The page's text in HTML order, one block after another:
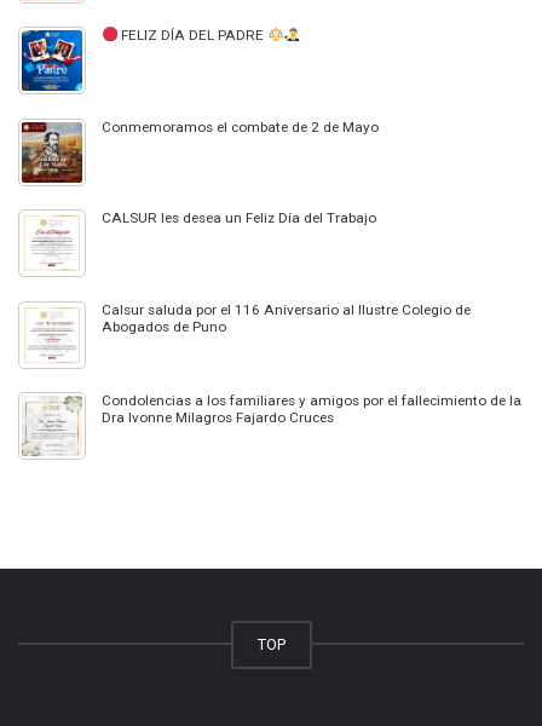
FELIZ DÍA DEL PADRE
Conmemoramos el combate de 2 de Mayo
CALSUR les desea un Feliz Día del Trabajo
Calsur saluda por el 116 Aniversario al Ilustre Colegio de
Abogados de Puno
Condolencias a los familiares y amigos por el fallecimiento de la
Dra Ivonne Milagros Fajardo Cruces
TOP